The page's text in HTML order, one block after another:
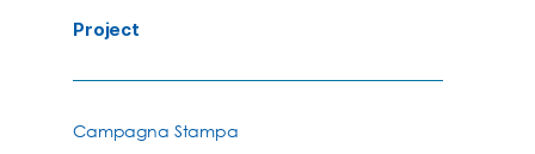
Project
Campagna Stampa